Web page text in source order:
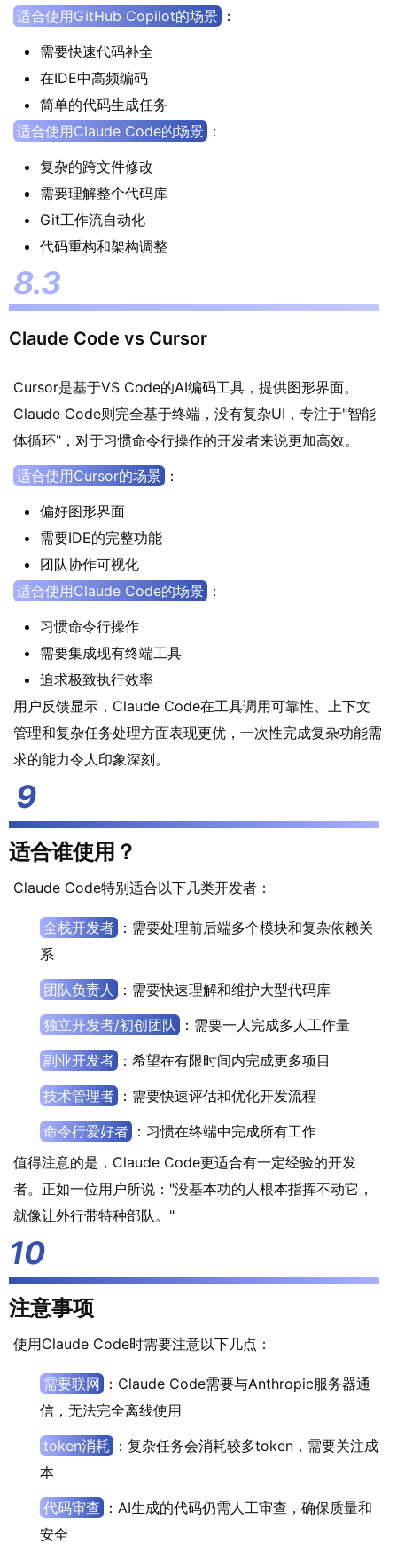
适合使用GitHub Copilot的场景 ：
需要快速代码补全
在IDE中高频编码
简单的代码生成任务
适合使用Claude Code的场景 ：
复杂的跨文件修改
需要理解整个代码库
Git工作流自动化
代码重构和架构调整
Claude Code vs Cursor
Cursor是基于VS Code的AI编码工具，提供图形界面。
Claude Code则完全基于终端，没有复杂UI，专注于"智能
体循环"，对于习惯命令行操作的开发者来说更加高效。
适合使用Cursor的场景 ：
偏好图形界面
需要IDE的完整功能
团队协作可视化
适合使用Claude Code的场景 ：
习惯命令行操作
需要集成现有终端工具
追求极致执行效率
用户反馈显示，Claude Code在工具调用可靠性、上下文
管理和复杂任务处理方面表现更优，一次性完成复杂功能需
求的能力令人印象深刻。
适合谁使用？
Claude Code特别适合以下几类开发者：
全栈开发者 ：需要处理前后端多个模块和复杂依赖关
系
团队负责人
：需要快速理解和维护大型代码库
独立开发者/初创团队
：需要一人完成多人工作量
副业开发者 ：希望在有限时间内完成更多项目
技术管理者 ：需要快速评估和优化开发流程
命令行爱好者 ：习惯在终端中完成所有工作
值得注意的是，Claude Code更适合有一定经验的开发
者。正如一位用户所说："没基本功的人根本指挥不动它，
就像让外行带特种部队。"
注意事项
使用Claude Code时需要注意以下几点：
需要联网 ：Claude Code需要与Anthropic服务器通
信，无法完全离线使用
token消耗 ：复杂任务会消耗较多token，需要关注成
本
代码审查 ：AI生成的代码仍需人工审查，确保质量和
安全